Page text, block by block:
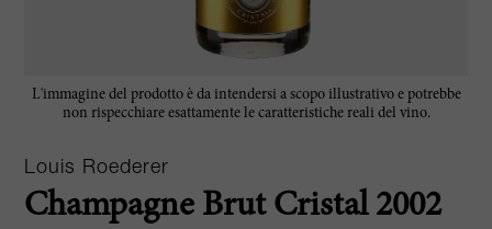
L'immagine del prodotto è da intendersi a scopo illustrativo e potrebbe
non rispecchiare esattamente le caratteristiche reali del vino.
Louis Roederer
Champagne Brut Cristal 2002